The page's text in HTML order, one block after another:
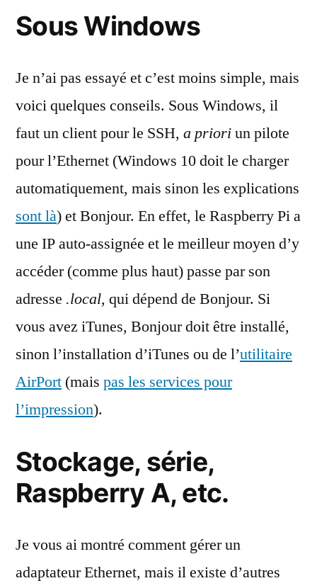
Sous Windows
Je n’ai pas essayé et c’est moins simple, mais
voici quelques conseils. Sous Windows, il
faut un client pour le SSH, a prioriun pilote
pour l’Ethernet (Windows 10 doit le charger
automatiquement, mais sinon les explications
sont là) et Bonjour. En effet, le Raspberry Pi a
une IP auto-assignée et le meilleur moyen d’y
accéder (comme plus haut) passe par son
adresse .local, qui dépend de Bonjour. Si
vous avez iTunes, Bonjour doit être installé,
sinon l’installation d’iTunes ou de l’utilitaire
AirPort (mais pas les services pour
l’impression).
Stockage, série,
Raspberry A, etc.
Je vous ai montré comment gérer un
adaptateur Ethernet, mais il existe d’autres